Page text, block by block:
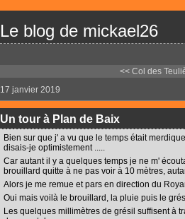
Le blog de mickael26
<< Col des
17 janvier 2019
Un tour à Plan de Baix
Bien sur que j' a vu que le temps était
disais-je optimistement .....
Car autant il y a quelques temps je ne m'
brouillard quitte à ne pas voir à 10 mètres,
Alors je me remue et pars en direction du
Oui mais voilà le brouillard, la pluie puis le
Les quelques millimètres de grésil suffisent à